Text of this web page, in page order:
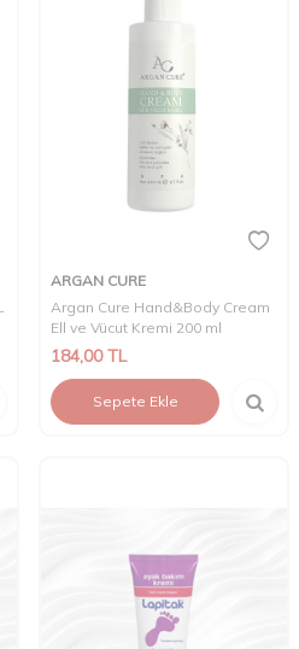
ARGAN CURE
Argan Cure Hand&Body Cream
Ell ve Vücut Kremi 200 ml
184,00TL
Sepete Ekle